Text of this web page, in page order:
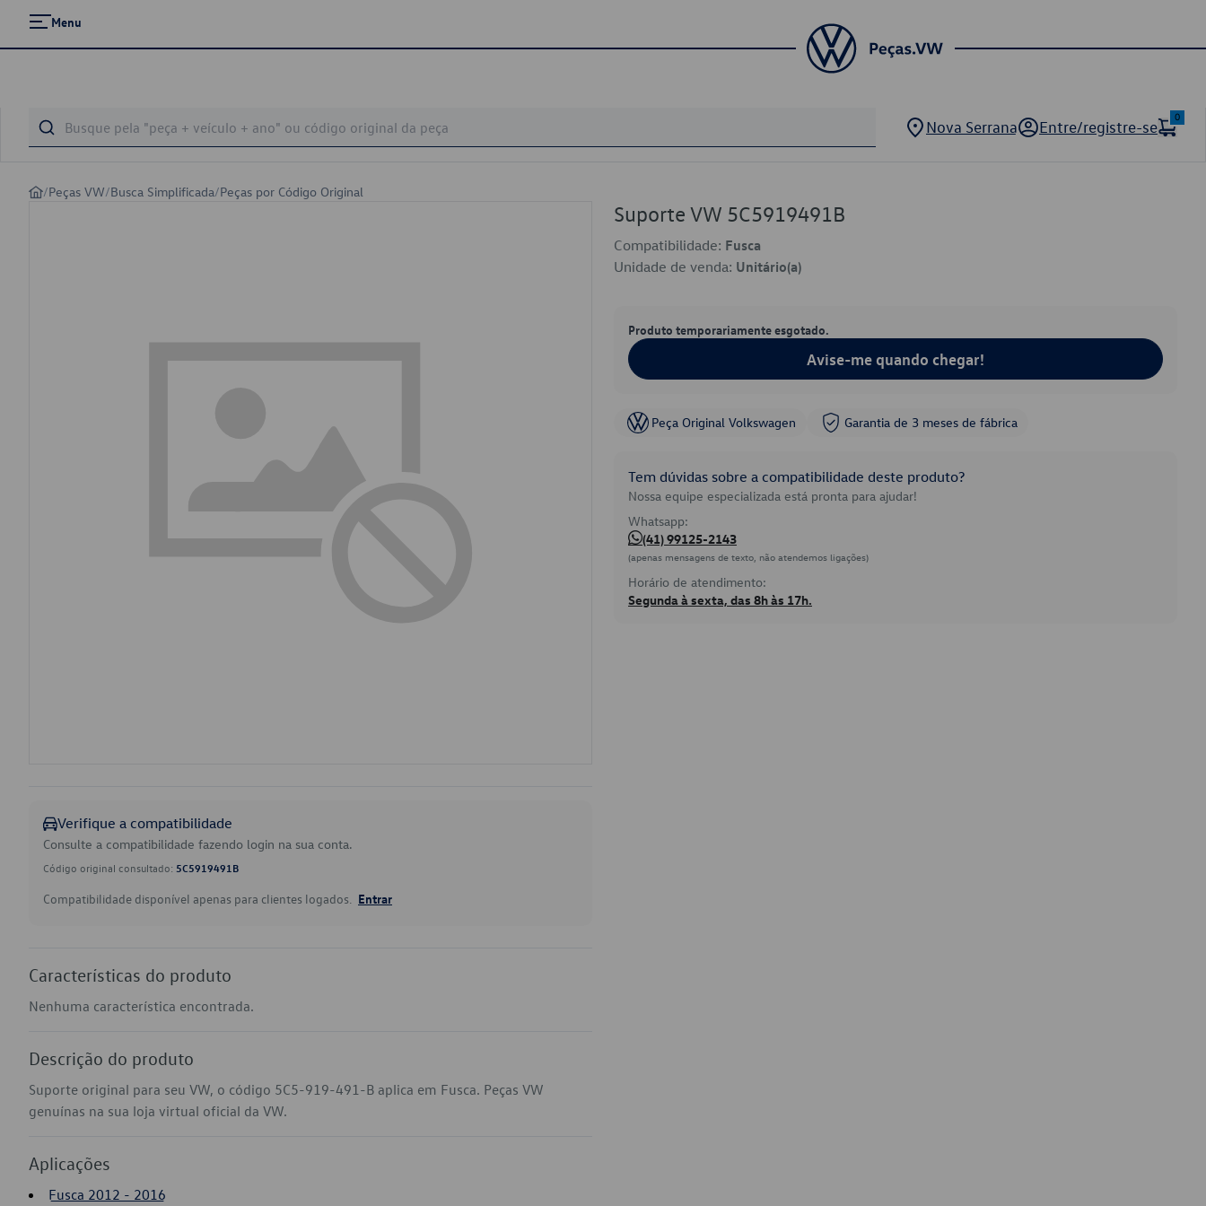
Menu
Nova Serrana Entre/registre-se
0
/Peças VW/Busca Simplificada/Peças por Código Original
Verifique a compatibilidade
Consulte a compatibilidade fazendo login na sua conta.
Código original consultado: 5C5919491B
Compatibilidade disponível apenas para clientes logados. Entrar
Características do produto
Nenhuma característica encontrada.
Descrição do produto
Suporte original para seu VW, o código 5C5-919-491-B aplica em Fusca. Peças VW
genuínas na sua loja virtual oficial da VW.
Aplicações
Fusca 2012 - 2016
Suporte VW 5C5919491B
Compatibilidade: Fusca
Unidade de venda: Unitário(a)
Produto temporariamente esgotado.
Avise-me quando chegar!
Peça Original Volkswagen Garantia de 3 meses de fábrica
Tem dúvidas sobre a compatibilidade deste produto?
Nossa equipe especializada está pronta para ajudar!
Whatsapp:
(41) 99125-2143
(apenas mensagens de texto, não atendemos ligações)
Horário de atendimento:
Segunda à sexta, das 8h às 17h.